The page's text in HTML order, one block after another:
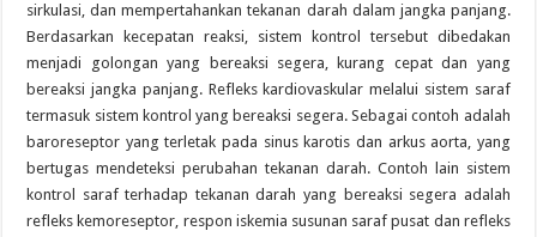
sirkulasi, dan mempertahankan tekanan darah dalam jangka panjang.
Berdasarkan kecepatan reaksi, sistem kontrol tersebut dibedakan
menjadi golongan yang bereaksi segera, kurang cepat dan yang
bereaksi jangka panjang. Refleks kardiovaskular melalui sistem saraf
termasuk sistem kontrol yang bereaksi segera. Sebagai contoh adalah
baroreseptor yang terletak pada sinus karotis dan arkus aorta, yang
bertugas mendeteksi perubahan tekanan darah. Contoh lain sistem
kontrol saraf terhadap tekanan darah yang bereaksi segera adalah
refleks kemoreseptor, respon iskemia susunan saraf pusat dan refleks